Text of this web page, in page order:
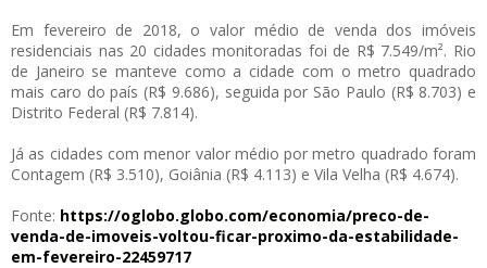
Em fevereiro de 2018, o valor médio de venda dos imóveis
residenciais nas 20 cidades monitoradas foi de R$ 7.549/m². Rio
de Janeiro se manteve como a cidade com o metro quadrado
mais caro do país (R$ 9.686), seguida por São Paulo (R$ 8.703) e
Distrito Federal (R$ 7.814).
Já as cidades com menor valor médio por metro quadrado foram
Contagem (R$ 3.510), Goiânia (R$ 4.113) e Vila Velha (R$ 4.674).
Fonte: https://oglobo.globo.com/economia/preco-de-
venda-de-imoveis-voltou-ficar-proximo-da-estabilidade-
em-fevereiro-22459717